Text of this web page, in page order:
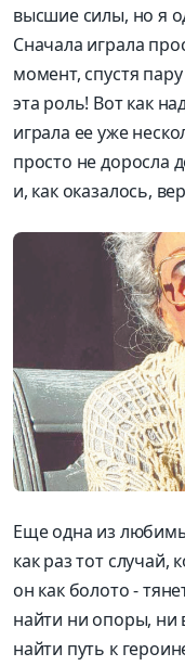
высшие силы, но я
Сначала играла
момент, спустя
эта роль! Вот как
играла ее уже
просто не доросла
и, как оказалось,
Еще одна из
как раз тот случай,
он как болото -
найти ни опоры, ни
найти путь к